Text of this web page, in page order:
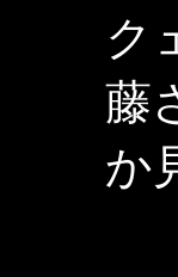
ク
藤
か